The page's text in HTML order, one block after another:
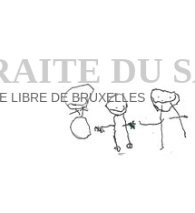
DU
LIBRE DE BRUXELLES